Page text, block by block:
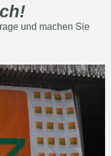
und machen Sie